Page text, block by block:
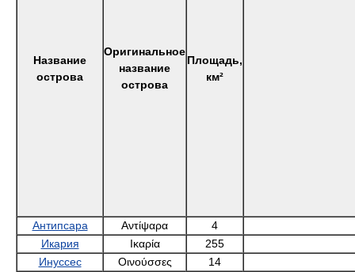
Название
острова
Оригинальное
название
острова
Площадь,
км²
Антипсара Αντίψαρα
4
Икария
Ικαρία
255
Инуссес
Οινούσσες
14